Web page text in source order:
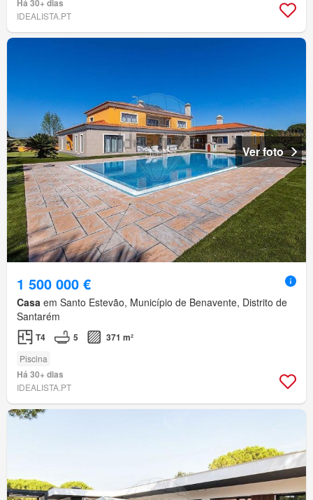
Há 30+ dias
IDEALISTA.PT
Ver foto
1 500 000 €
Casa em Santo Estevão, Município de Benavente, Distrito de
Santarém
T4 5 371 m²
Piscina
Há 30+ dias
IDEALISTA.PT